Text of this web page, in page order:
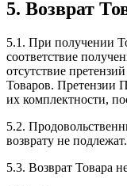
5. Возврат
5.1. При получении
соответствие
отсутствие
Товаров. Претензии
их комплектности,
5.2.
возврату не подлежат.
5.3. Возврат Товара